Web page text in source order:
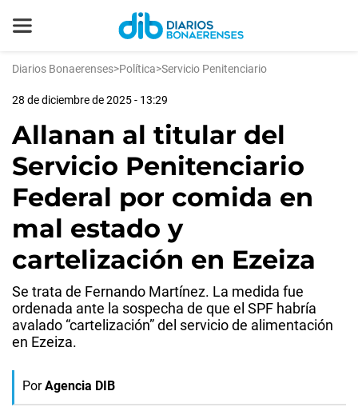
Diarios Bonaerenses>Política>Servicio Penitenciario
28 de diciembre de 2025 - 13:29
Allanan al titular del
Servicio Penitenciario
Federal por comida en
mal estado y
cartelización en Ezeiza
Se trata de Fernando Martínez. La medida fue
ordenada ante la sospecha de que el SPF habría
avalado “cartelización” del servicio de alimentación
en Ezeiza.
Por Agencia DIB